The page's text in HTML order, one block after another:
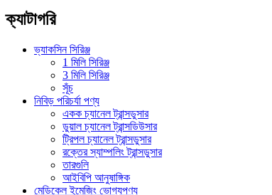
ক্যাটাগরি
ভ্যাকসিন সিরিঞ্জ
1 মিলি সিরিঞ্জ
3 মিলি সিরিঞ্জ
সূঁচ
নিবিড় পরিচর্যা পণ্য
একক চ্যানেল ট্রান্সডুসার
ডুয়াল চ্যানেল ট্রান্সডিউসার
ট্রিপল চ্যানেল ট্রান্সডুসার
রক্তের স্যাম্পলিং ট্রান্সডুসার
তারগুলি
আইবিপি আনুষাঙ্গিক
মেডিকেল ইমেজিং ভোগ্যপণ্য